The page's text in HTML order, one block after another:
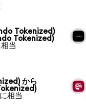
Tokenized)
Tokenized)
当
から
相当